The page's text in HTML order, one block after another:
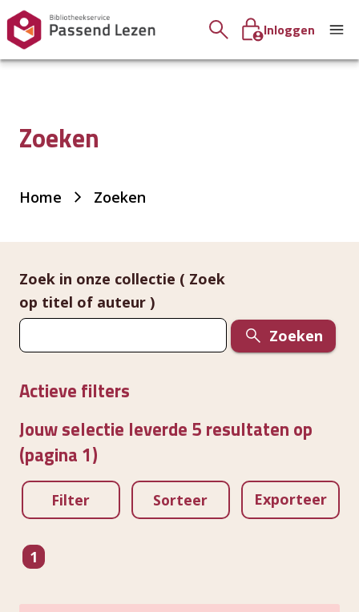
Inloggen
Zoeken
Je
Home Zoeken
Zoek in onze collectie ( Zoek
op titel of auteur )
Zoeken
Actieve filters
Jouw selectie leverde 5 resultaten op
(pagina 1)
Filter Sorteer Exporteer
pagina
1